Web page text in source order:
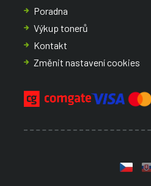
Poradna
Výkup tonerů
Kontakt
Změnit nastavení cookies